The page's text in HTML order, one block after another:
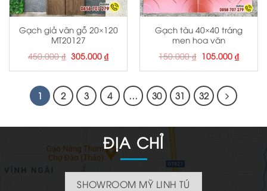
Gạch giả vân gỗ 20×120
MT20127
450.000₫ Giá
gốc
là:
305.000 ₫Giá
hiện
tại
305.000 ₫.
Gạch tàu 40×40 tráng
men hoa văn
150.000₫ Giá
gốc
là:
105.000 ₫Giá
hiện
tại
1 2 3 4 … 30 31 32
ĐỊA CHỈ
SHOWROOM MỸ LINH TÚ